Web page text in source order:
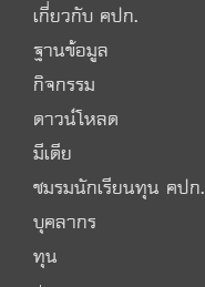
เกี่ยวกับ คปก.
ฐานข้อมูล
กิจกรรม
ดาวน์โหลด
มีเดีย
ชมรมนักเรียนทุน คปก.
บุคลากร
ทุน